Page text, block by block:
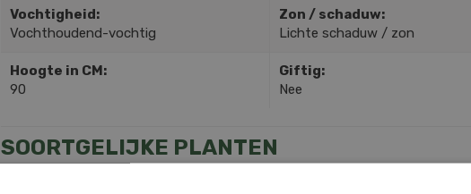
Vochtigheid:
Vochthoudend-vochtig
Zon / schaduw:
Lichte schaduw / zon
Hoogte in CM:
90
Giftig:
Nee
SOORTGELIJKE PLANTEN